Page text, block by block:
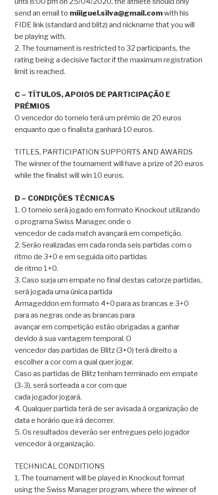
send an email to miiiguel.silva@gmail.comwith his
FIDE link (standard and blitz) and nickname that you will
be playing with.
2. The tournament is restricted to 32 participants, the
rating being a decisive factor if the maximum registration
limit is reached.
C – TÍTULOS, APOIOS DE PARTICIPAÇÃO E
PRÉMIOS
O vencedor do torneio terá um prémio de 20 euros
enquanto que o finalista ganhará 10 euros.
TITLES, PARTICIPATION SUPPORTS AND AWARDS
The winner of the tournament will have a prize of 20 euros
while the finalist will win 10 euros.
D – CONDIÇÕES TÉCNICAS
1. O torneio será jogado em formato Knockout utilizando
o programa Swiss Manager, onde o
vencedor de cada match avançará em competição.
2. Serão realizadas em cada ronda seis partidas com o
ritmo de 3+0 e em seguida oito partidas
de ritmo 1+0.
3. Caso surja um empate no final destas catorze partidas,
será jogada uma única partida
Armageddon em formato 4+0 para as brancas e 3+0
para as negras onde as brancas para
avançar em competição estão obrigadas a ganhar
devido à sua vantagem temporal. O
vencedor das partidas de Blitz (3+0) terá direito a
escolher a cor com a qual quer jogar.
Caso as partidas de Blitz tenham terminado em empate
(3-3), será sorteada a cor com que
cada jogador jogará.
4. Qualquer partida terá de ser avisada à organização de
data e horário que irá decorrer.
5. Os resultados deverão ser entregues pelo jogador
vencedor à organização.
TECHNICAL CONDITIONS
1. The tournament will be played in Knockout format
using the Swiss Manager program, where the winner of